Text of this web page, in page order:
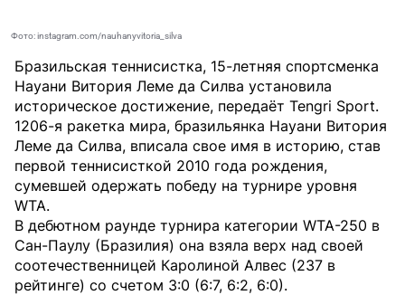
Фото: instagram.com/nauhanyvitoria_silva
Бразильская теннисистка, 15-летняя спортсменка
Науани Витория Леме да Силва установила
историческое достижение, передаёт Tengri Sport.
1206-я ракетка мира, бразильянка Науани Витория
Леме да Силва, вписала свое имя в историю, став
первой теннисисткой 2010 года рождения,
сумевшей одержать победу на турнире уровня
WTA.
В дебютном раунде турнира категории WTA-250 в
Сан-Паулу (Бразилия) она взяла верх над своей
соотечественницей Каролиной Алвес (237 в
рейтинге) со счетом 3:0 (6:7, 6:2, 6:0).